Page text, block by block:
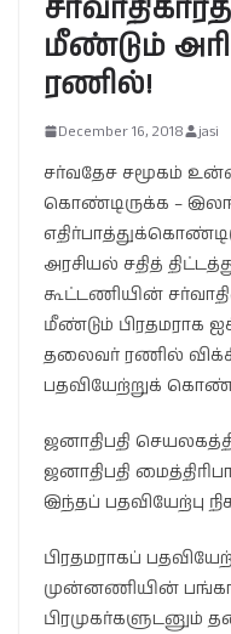
மீண்டும்
ரணில்!
December 16, 2018 jasi
சர்வதேச சமூகம்
கொண்டிருக்க –
அரசியல் சதித்
கூட்டணியின்
மீண்டும் பிரதமராக
தலைவர் ரணில்
பதவியேற்றுக்
ஜனாதிபதி
ஜனாதிபதி
இந்தப் பதவியேற்பு
பிரதமராகப்
முன்னணியின்
பிரமுகர்களுடனும்